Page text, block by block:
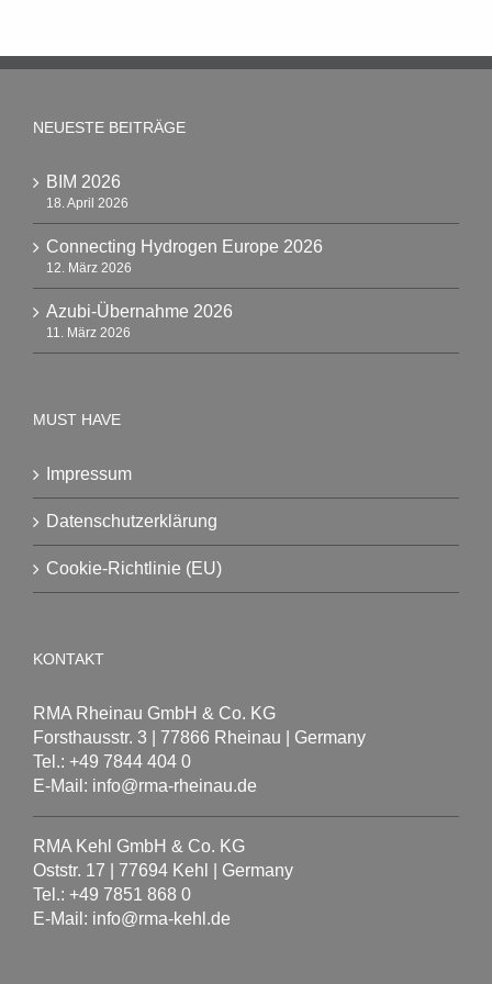
NEUESTE BEITRÄGE
BIM 2026
18. April 2026
Connecting Hydrogen Europe 2026
12. März 2026
Azubi-Übernahme 2026
11. März 2026
MUST HAVE
Impressum
Datenschutzerklärung
Cookie-Richtlinie (EU)
KONTAKT
RMA Rheinau GmbH & Co. KG
Forsthausstr. 3 | 77866 Rheinau | Germany
Tel.: +49 7844 404 0
E-Mail: info@rma-rheinau.de
RMA Kehl GmbH & Co. KG
Oststr. 17 | 77694 Kehl | Germany
Tel.: +49 7851 868 0
E-Mail: info@rma-kehl.de